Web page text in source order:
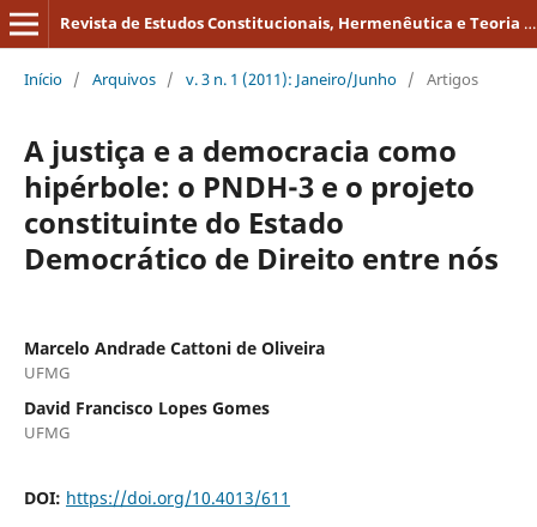
Revista de Estudos Constitucionais, Hermenêutica e Teoria do Direito
Início / Arquivos / v. 3 n. 1 (2011): Janeiro/Junho / Artigos
A justiça e a democracia como
hipérbole: o PNDH-3 e o projeto
constituinte do Estado
Democrático de Direito entre nós
Marcelo Andrade Cattoni de Oliveira
UFMG
David Francisco Lopes Gomes
UFMG
DOI: https://doi.org/10.4013/611